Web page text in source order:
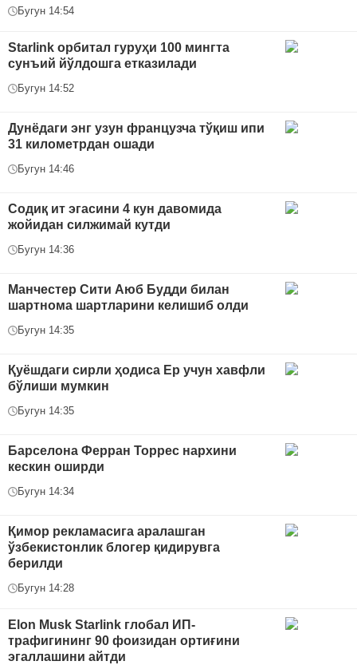
Бугун 14:54
Starlink орбитал гуруҳи 100 мингта
сунъий йўлдошга етказилади
Бугун 14:52
Дунёдаги энг узун французча тўқиш ипи
31 километрдан ошади
Бугун 14:46
Содиқ ит эгасини 4 кун давомида
жойидан силжимай кутди
Бугун 14:36
Манчестер Сити Аюб Будди билан
шартнома шартларини келишиб олди
Бугун 14:35
Қуёшдаги сирли ҳодиса Ер учун хавфли
бўлиши мумкин
Бугун 14:35
Барселона Ферран Торрес нархини
кескин оширди
Бугун 14:34
Қимор рекламасига аралашган
ўзбекистонлик блогер қидирувга
берилди
Бугун 14:28
Elon Musk Starlink глобал ИП-
трафигининг 90 фоизидан ортиғини
эгаллашини айтди